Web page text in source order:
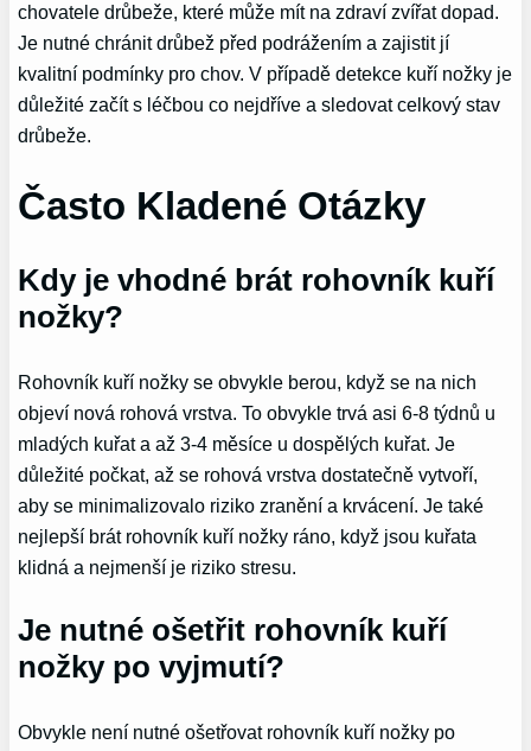
chovatele drůbeže, které může mít na zdraví zvířat dopad.
Je nutné chránit drůbež před podrážením a zajistit jí
kvalitní podmínky pro chov. V případě detekce kuří nožky je
důležité začít s léčbou co nejdříve a sledovat celkový stav
drůbeže.
Často Kladené Otázky
Kdy je vhodné brát rohovník kuří
nožky?
Rohovník kuří nožky se obvykle berou, když se na nich
objeví nová rohová vrstva. To obvykle trvá asi 6-8 týdnů u
mladých kuřat a až 3-4 měsíce u dospělých kuřat. Je
důležité počkat, až se rohová vrstva dostatečně vytvoří,
aby se minimalizovalo riziko zranění a krvácení. Je také
nejlepší brát rohovník kuří nožky ráno, když jsou kuřata
klidná a nejmenší je riziko stresu.
Je nutné ošetřit rohovník kuří
nožky po vyjmutí?
Obvykle není nutné ošetřovat rohovník kuří nožky po